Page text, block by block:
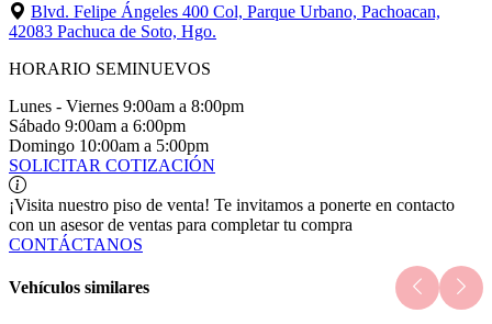
Blvd. Felipe Ángeles 400 Col, Parque Urbano, Pachoacan,
42083 Pachuca de Soto, Hgo.
HORARIO SEMINUEVOS
Lunes - Viernes 9:00am a 8:00pm
Sábado 9:00am a 6:00pm
Domingo 10:00am a 5:00pm
SOLICITAR COTIZACIÓN
¡Visita nuestro piso de venta! Te invitamos a ponerte en contacto
con un asesor de ventas para completar tu compra
CONTÁCTANOS
Vehículos similares